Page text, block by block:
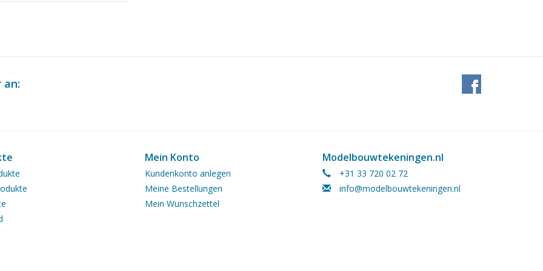
an:
Mein Konto
Kundenkonto anlegen
Meine Bestellungen
Mein Wunschzettel
Modelbouwtekeningen.nl
+31 33 720 02 72
info@modelbouwtekeningen.nl